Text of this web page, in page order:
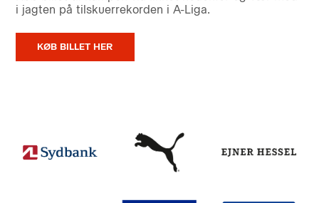
i jagten på tilskuerrekorden i A-Liga.
KØB BILLET HER